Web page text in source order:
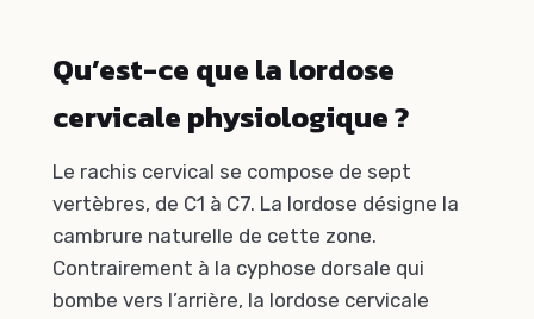
Qu’est-ce que la lordose
cervicale physiologique ?
Le rachis cervical se compose de sept
vertèbres, de C1 à C7. La lordose désigne la
cambrure naturelle de cette zone.
Contrairement à la cyphose dorsale qui
bombe vers l’arrière, la lordose cervicale